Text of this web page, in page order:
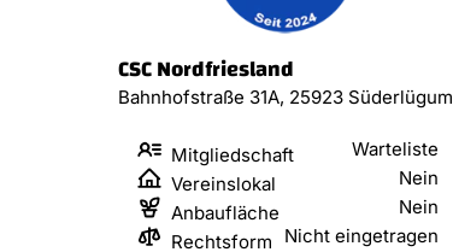
CSC Nordfriesland
Bahnhofstraße 31A, 25923 Süderlügum
Mitgliedschaft
Warteliste
Vereinslokal
Nein
Anbaufläche
Nein
Rechtsform
Nicht eingetragen